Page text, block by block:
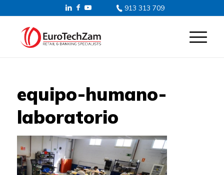
913 313 709
equipo-humano-
laboratorio